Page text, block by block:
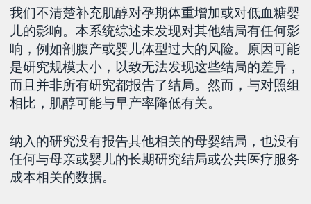
我们不清楚补充肌醇对孕期体重增加或对低血糖婴
儿的影响。本系统综述未发现对其他结局有任何影
响，例如剖腹产或婴儿体型过大的风险。原因可能
是研究规模太小，以致无法发现这些结局的差异，
而且并非所有研究都报告了结局。然而，与对照组
相比，肌醇可能与早产率降低有关。
纳入的研究没有报告其他相关的母婴结局，也没有
任何与母亲或婴儿的长期研究结局或公共医疗服务
成本相关的数据。